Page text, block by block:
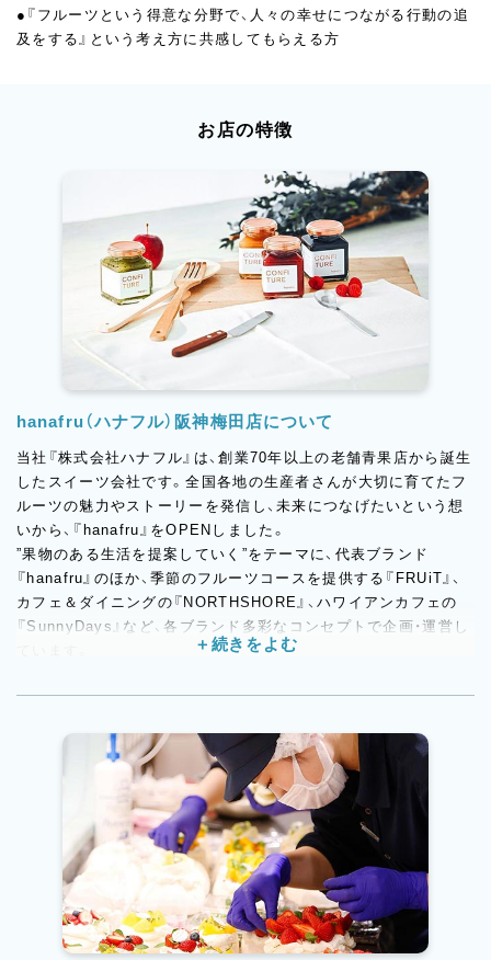
●『フルーツという得意な分野で、人々の幸せにつながる行動の追
及をする』という考え方に共感してもらえる方
お店の特徴
hanafru（ハナフル）阪神梅田店について
当社『株式会社ハナフル』は、創業70年以上の老舗青果店から誕生
したスイーツ会社です。全国各地の生産者さんが大切に育てたフ
ルーツの魅力やストーリーを発信し、未来につなげたいという想
いから、『hanafru』をOPENしました。
”果物のある生活を提案していく”をテーマに、代表ブランド
『hanafru』のほか、季節のフルーツコースを提供する『FRUiT』、
カフェ＆ダイニングの『NORTHSHORE』、ハワイアンカフェの
『SunnyDays』など、各ブランド多彩なコンセプトで企画・運営し
全国各地の新鮮なフルーツを使う仕事なので、常に素材について